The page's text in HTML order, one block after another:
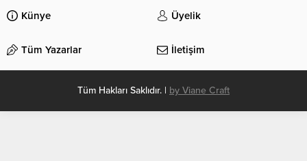
olarak bu şekilde gösterilir,
eklenmemişse bu alan boş kalır.
Künye Üyelik
Tüm Yazarlar İletişim
Tüm Hakları Saklıdır. | by Viane Craft